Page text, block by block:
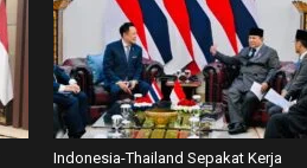
Indonesia-Thailand Sepakat Kerja